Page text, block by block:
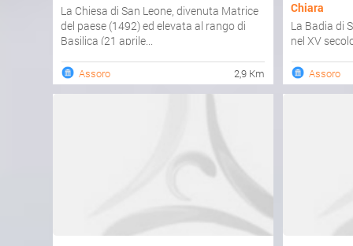
La Chiesa di San Leone, divenuta Matrice
del paese (1492) ed elevata al rango di
Basilica (21 aprile...
Assoro 2,9 Km
Chiara
La Badia di
nel XV
Assoro